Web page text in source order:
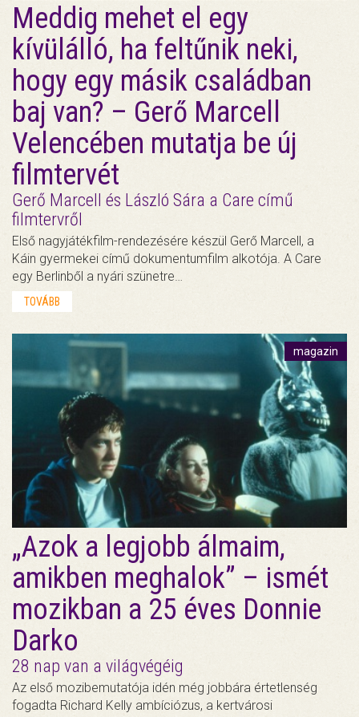
Meddig mehet el egy
kívülálló, ha feltűnik neki,
hogy egy másik családban
baj van? – Gerő Marcell
Velencében mutatja be új
filmtervét
Gerő Marcell és László Sára a Care című
filmtervről
Első nagyjátékfilm-rendezésére készül Gerő Marcell, a
Káin gyermekei című dokumentumfilm alkotója. A Care
egy Berlinből a nyári szünetre…
TOVÁBB
magazin
„Azok a legjobb álmaim,
amikben meghalok” – ismét
mozikban a 25 éves Donnie
Darko
28 nap van a világvégéig
Az első mozibemutatója idén még jobbára értetlenség
fogadta Richard Kelly ambíciózus, a kertvárosi